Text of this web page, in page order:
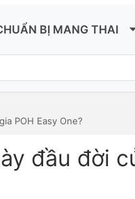
BỊ MANG THAI
POH Easy One?
đầu đời